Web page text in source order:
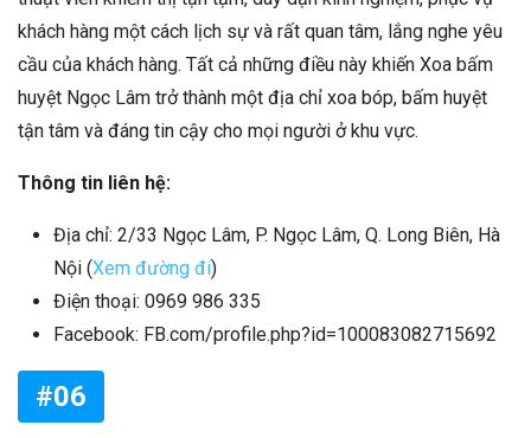
khách hàng một cách lịch sự và rất quan tâm, lắng nghe yêu
cầu của khách hàng. Tất cả những điều này khiến Xoa bấm
huyệt Ngọc Lâm trở thành một địa chỉ xoa bóp, bấm huyệt
tận tâm và đáng tin cậy cho mọi người ở khu vực.
Thông tin liên hệ:
Địa chỉ: 2/33 Ngọc Lâm, P. Ngọc Lâm, Q. Long Biên, Hà
Nội (Xem đường đi)
Điện thoại: 0969 986 335
Facebook: FB.com/profile.php?id=100083082715692
#06